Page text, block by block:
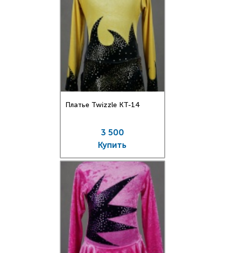
Платье Twizzle КT-14
3 500
Купить